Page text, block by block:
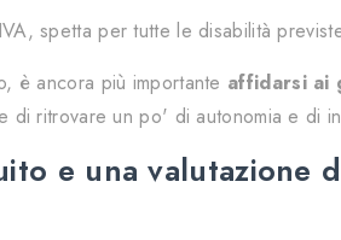
spetta per tutte le disabilità
è ancora più importante affidarsi ai
di ritrovare un po' di autonomia e di
e una valutazione